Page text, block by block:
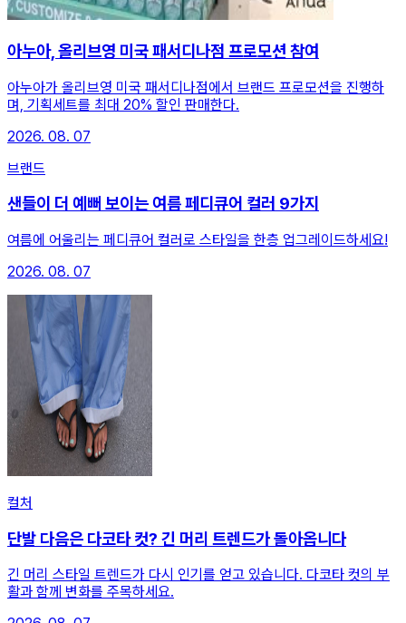
아누아, 올리브영 미국 패서디나점 프로모션 참여
아누아가 올리브영 미국 패서디나점에서 브랜드 프로모션을 진행하
며, 기획세트를 최대 20% 할인 판매한다.
2026. 08. 07
브랜드
샌들이 더 예뻐 보이는 여름 페디큐어 컬러 9가지
여름에 어울리는 페디큐어 컬러로 스타일을 한층 업그레이드하세요!
2026. 08. 07
컬처
단발 다음은 다코타 컷? 긴 머리 트렌드가 돌아옵니다
긴 머리 스타일 트렌드가 다시 인기를 얻고 있습니다. 다코타 컷의 부
활과 함께 변화를 주목하세요.